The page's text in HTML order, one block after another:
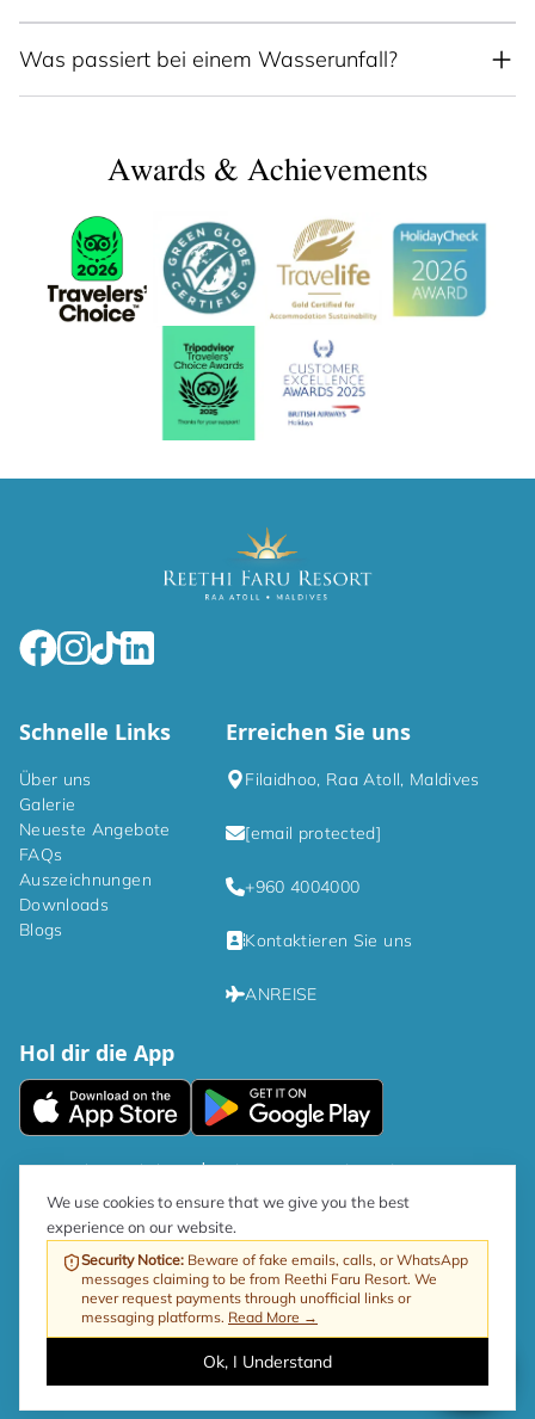
Was passiert bei einem Wasserunfall?
Awards & Achievements
Schnelle Links
Über uns
Galerie
Neueste Angebote
FAQs
Auszeichnungen
Downloads
Blogs
Erreichen Sie uns
Filaidhoo, Raa Atoll, Maldives
[email protected]
+960 4004000
Kontaktieren Sie uns
ANREISE
Hol dir die App
Datenschutzrichtlinien|Bedingungen und Konditionen
Gemäß der Regierungsrichtlinie beträgt der GST-Satz für den Tourismus
jetzt 17 %.
Copyright © 2026 Reethi Faru ResortWeb von ProfitableRooms
We use cookies to ensure that we give you the best
experience on our website.
Security Notice: Beware of fake emails, calls, or WhatsApp
messages claiming to be from Reethi Faru Resort. We
never request payments through unofficial links or
messaging platforms. Read More →
Ok, I Understand